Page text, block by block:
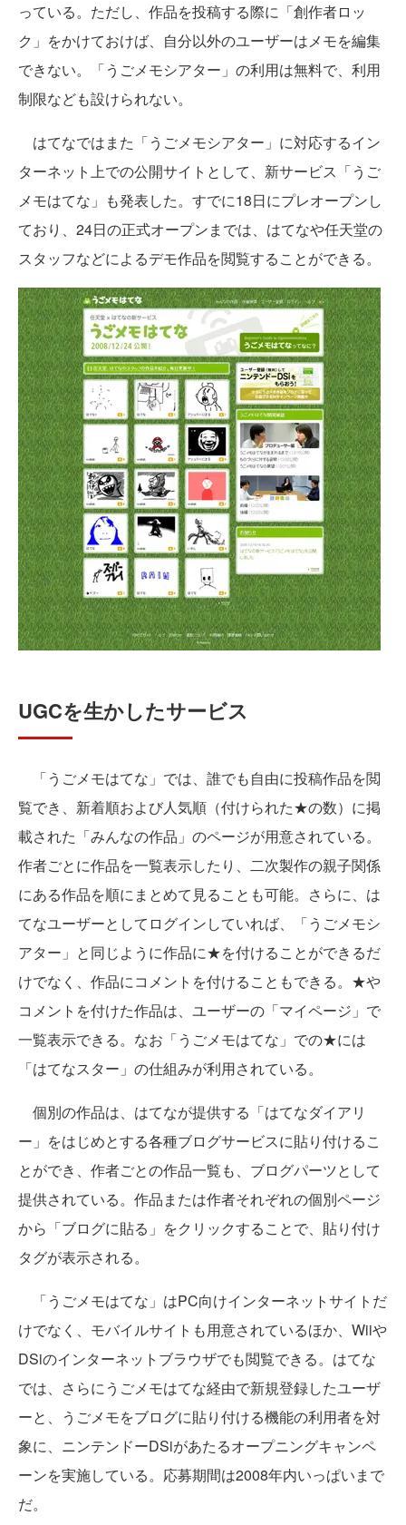
っている。ただし、作品を投稿する際に「創作者ロッ
ク」をかけておけば、自分以外のユーザーはメモを編集
できない。「うごメモシアター」の利用は無料で、利用
制限なども設けられない。
はてなではまた「うごメモシアター」に対応するイン
ターネット上での公開サイトとして、新サービス「うご
メモはてな」も発表した。すでに18日にプレオープンし
ており、24日の正式オープンまでは、はてなや任天堂の
スタッフなどによるデモ作品を閲覧することができる。
UGCを生かしたサービス
「うごメモはてな」では、誰でも自由に投稿作品を閲
覧でき、新着順および人気順（付けられた★の数）に掲
載された「みんなの作品」のページが用意されている。
作者ごとに作品を一覧表示したり、二次製作の親子関係
にある作品を順にまとめて見ることも可能。さらに、は
てなユーザーとしてログインしていれば、「うごメモシ
アター」と同じように作品に★を付けることができるだ
けでなく、作品にコメントを付けることもできる。★や
コメントを付けた作品は、ユーザーの「マイページ」で
一覧表示できる。なお「うごメモはてな」での★には
「はてなスター」の仕組みが利用されている。
個別の作品は、はてなが提供する「はてなダイアリ
ー」をはじめとする各種ブログサービスに貼り付けるこ
とができ、作者ごとの作品一覧も、ブログパーツとして
提供されている。作品または作者それぞれの個別ページ
から「ブログに貼る」をクリックすることで、貼り付け
タグが表示される。
「うごメモはてな」はPC向けインターネットサイトだ
けでなく、モバイルサイトも用意されているほか、Wiiや
DSiのインターネットブラウザでも閲覧できる。はてな
では、さらにうごメモはてな経由で新規登録したユーザ
ーと、うごメモをブログに貼り付ける機能の利用者を対
象に、ニンテンドーDSiがあたるオープニングキャンペ
ーンを実施している。応募期間は2008年内いっぱいまで
だ。